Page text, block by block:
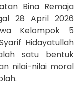
Bina Remaja
28 April 2026
Kelompok 5
Hidayatullah
satu bentuk
nilai-nilai moral